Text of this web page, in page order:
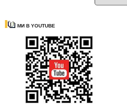
МИ В YOUTUBE